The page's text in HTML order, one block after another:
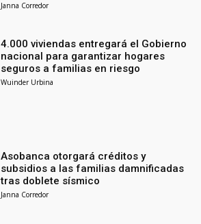
Janna Corredor
4.000 viviendas entregará el Gobierno
nacional para garantizar hogares
seguros a familias en riesgo
Wuinder Urbina
Asobanca otorgará créditos y
subsidios a las familias damnificadas
tras doblete sísmico
Janna Corredor